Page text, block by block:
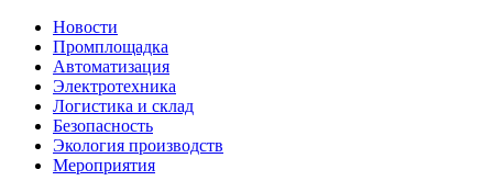
Новости
Промплощадка
Автоматизация
Электротехника
Логистика и склад
Безопасность
Экология производств
Мероприятия